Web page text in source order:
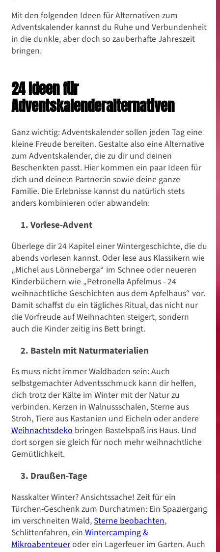
Mit den folgenden Ideen für Alternativen zum
Adventskalender kannst du Ruhe und Verbundenheit
in die dunkle, aber doch so zauberhafte Jahreszeit
bringen.
24 Ideen für
Adventskalenderalternativen
Ganz wichtig: Adventskalender sollen jeden Tag eine
kleine Freude bereiten. Gestalte also eine Alternative
zum Adventskalender, die zu dir und deinen
Beschenkten passt. Hier kommen ein paar Ideen für
dich und deine:n Partner:in sowie deine ganze
Familie. Die Erlebnisse kannst du natürlich stets
anders kombinieren oder abwandeln:
1. Vorlese-Advent
Überlege dir 24 Kapitel einer Wintergeschichte, die du
abends vorlesen kannst. Oder lese aus Klassikern wie
„Michel aus Lönneberga“ im Schnee oder neueren
Kinderbüchern wie „Petronella Apfelmus - 24
weihnachtliche Geschichten aus dem Apfelhaus“ vor.
Damit schaffst du ein tägliches Ritual, das nicht nur
die Vorfreude auf Weihnachten steigert, sondern
auch die Kinder zeitig ins Bett bringt.
2. Basteln mit Naturmaterialien
Es muss nicht immer Waldbaden sein: Auch
selbstgemachter Adventsschmuck kann dir helfen,
dich trotz der Kälte im Winter mit der Natur zu
verbinden. Kerzen in Walnussschalen, Sterne aus
Stroh, Tiere aus Kastanien und Eicheln oder andere
Weihnachtsdeko bringen Bastelspaß ins Haus. Und
dort sorgen sie gleich für noch mehr weihnachtliche
Gemütlichkeit.
3. Draußen-Tage
Nasskalter Winter? Ansichtssache! Zeit für ein
Türchen-Geschenk zum Durchatmen: Ein Spaziergang
im verschneiten Wald, Sterne beobachten,
Schlittenfahren, ein Wintercamping &
Mikroabenteueroder ein Lagerfeuer im Garten. Auch